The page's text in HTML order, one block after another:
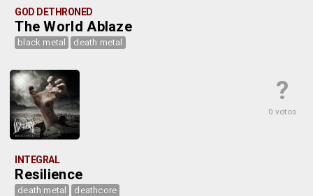
GOD DETHRONED
The World Ablaze
black metal death metal
?
0 votos
INTEGRAL
Resilience
death metal deathcore